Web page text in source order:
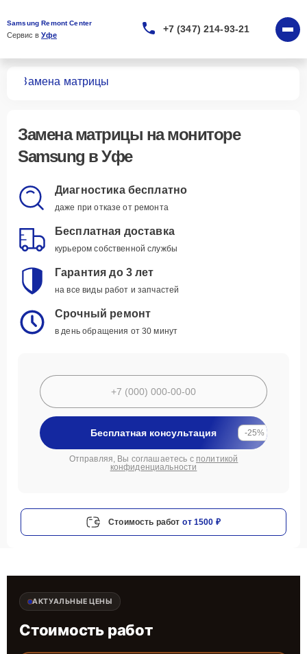
Samsung Remont Center
Сервис в Уфе
+7 (347) 214-93-21
Замена матрицы
Замена матрицы на мониторе
Samsung в Уфе
Диагностика бесплатно
даже при отказе от ремонта
Бесплатная доставка
курьером собственной службы
Гарантия до 3 лет
на все виды работ и запчастей
Срочный ремонт
в день обращения от 30 минут
Бесплатная консультация -25%
Отправляя, Вы соглашаетесь с политикой
конфиденциальности
Стоимость работ от 1500 ₽
АКТУАЛЬНЫЕ ЦЕНЫ
Стоимость работ